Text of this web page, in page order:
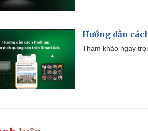
Hướng dẫn
Tham khảo ngay